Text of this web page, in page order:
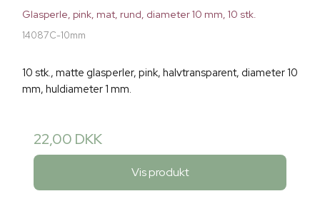
Glasperle, pink, mat, rund, diameter 10 mm, 10 stk.
14087C-10mm
10 stk., matte glasperler, pink, halvtransparent, diameter 10
mm, huldiameter 1 mm.
22,00 DKK
Vis produkt